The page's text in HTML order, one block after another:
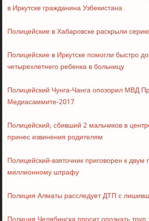
в Иркутске гражданина Узбекистана
Полицейские в Хабаровске раскрыли
Полицейские в Иркутске помогли быстро
четырехлетнего ребенка в больницу
Полицейский Чунга-Чанга опозорил МВД
Медиасаммите-2017
Полицейский, сбивший 2 мальчиков в
принес извинения родителям
Полицейский-взяточник приговорен к двум
миллионному штрафу
Полиция Алматы расследует ДТП с